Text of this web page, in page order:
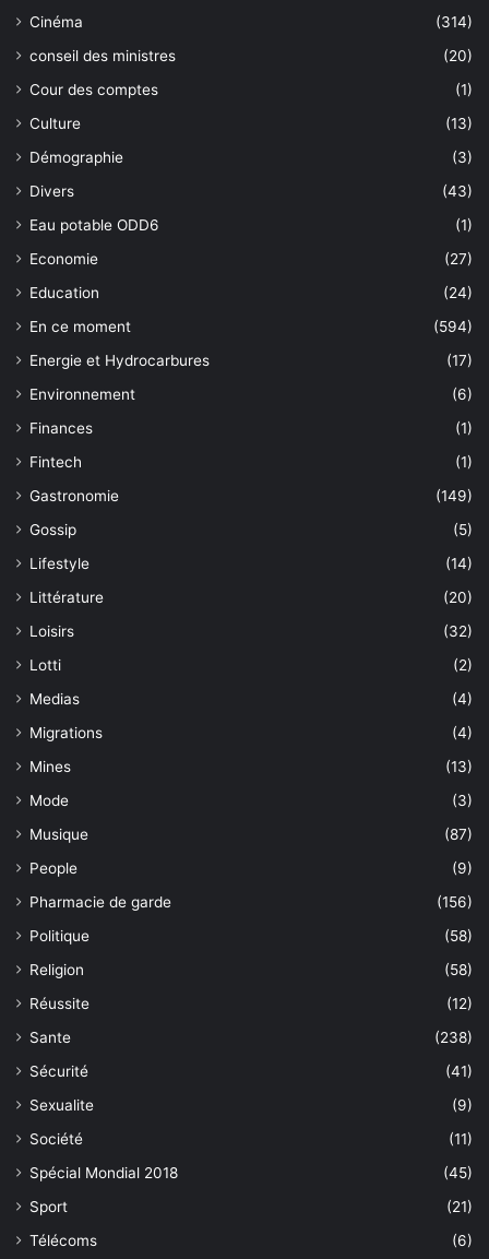
Cinéma
(314)
conseil des ministres
(20)
Cour des comptes
(1)
Culture
(13)
Démographie
(3)
Divers
(43)
Eau potable ODD6
(1)
Economie
(27)
Education
(24)
En ce moment
(594)
Energie et Hydrocarbures
(17)
Environnement
(6)
Finances
(1)
Fintech
(1)
Gastronomie
(149)
Gossip
(5)
Lifestyle
(14)
Littérature
(20)
Loisirs
(32)
Lotti
(2)
Medias
(4)
Migrations
(4)
Mines
(13)
Mode
(3)
Musique
(87)
People
(9)
Pharmacie de garde
(156)
Politique
(58)
Religion
(58)
Réussite
(12)
Sante
(238)
Sécurité
(41)
Sexualite
(9)
Société
(11)
Spécial Mondial 2018
(45)
Sport
(21)
Télécoms
(6)